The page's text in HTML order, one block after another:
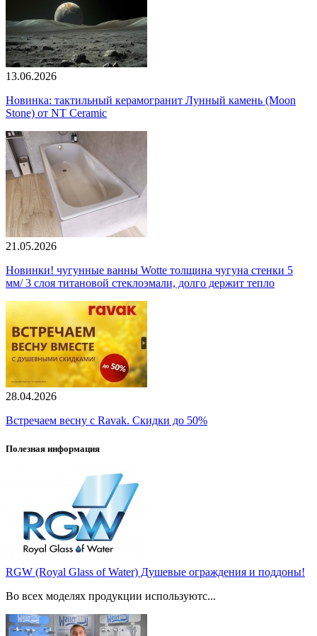
13.06.2026
Новинка: тактильный керамогранит Лунный камень (Moon
Stone) от NT Ceramic
21.05.2026
Новинки! чугунные ванны Wotte толщина чугуна стенки 5
мм/ 3 слоя титановой стеклоэмали, долго держит тепло
28.04.2026
Встречаем весну с Ravak. Скидки до 50%
Полезная информация
RGW (Royal Glass of Water) Душевые ограждения и поддоны!
Во всех моделях продукции используютс...